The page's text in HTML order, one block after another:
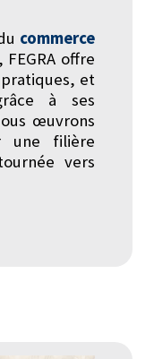
commerce
FEGRA offre
et
à ses
œuvrons
une filière
vers